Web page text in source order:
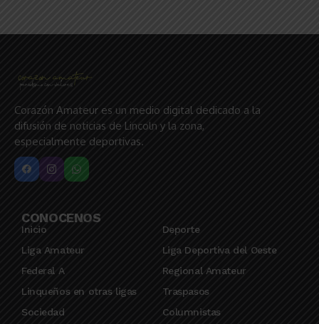
Corazón Amateur es un medio digital dedicado a la
difusión de noticias de Lincoln y la zona,
especialmente deportivas.
CONOCENOS
Inicio
Deporte
Liga Amateur
Liga Deportiva del Oeste
Federal A
Regional Amateur
Linqueños en otras ligas
Traspasos
Sociedad
Columnistas